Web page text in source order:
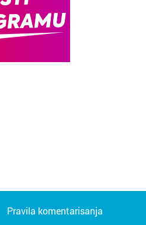
Pravila komentarisanja